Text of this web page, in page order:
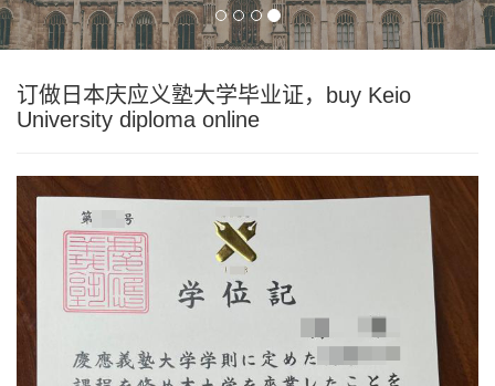
订做日本庆应义塾大学毕业证，buy Keio
University diploma online